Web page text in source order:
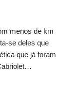
menos de km
se deles que
que já foram